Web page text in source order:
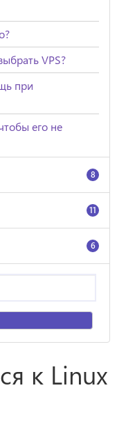
VPS?
при
его не
8
11
6
к Linux